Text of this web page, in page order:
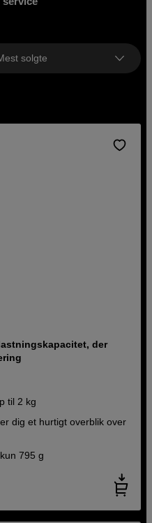
solgte
der
til 2 kg
dig et hurtigt overblik over
795 g